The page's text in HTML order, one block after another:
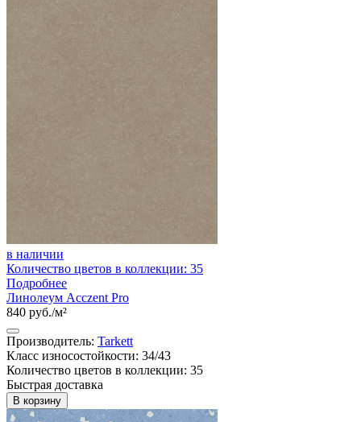
в наличии
Количество цветов в коллекции: 35
Подробнее
Линолеум Acczent Pro
840 руб./м²
Производитель: Tarkett
Класс износостойкости: 34/43
Количество цветов в коллекции: 35
Быстрая доставка
В корзину